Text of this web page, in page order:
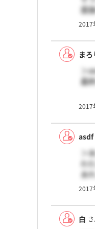
面
2017
ま
＞
最
2017
asdf
＞
わ
あ
2017
白